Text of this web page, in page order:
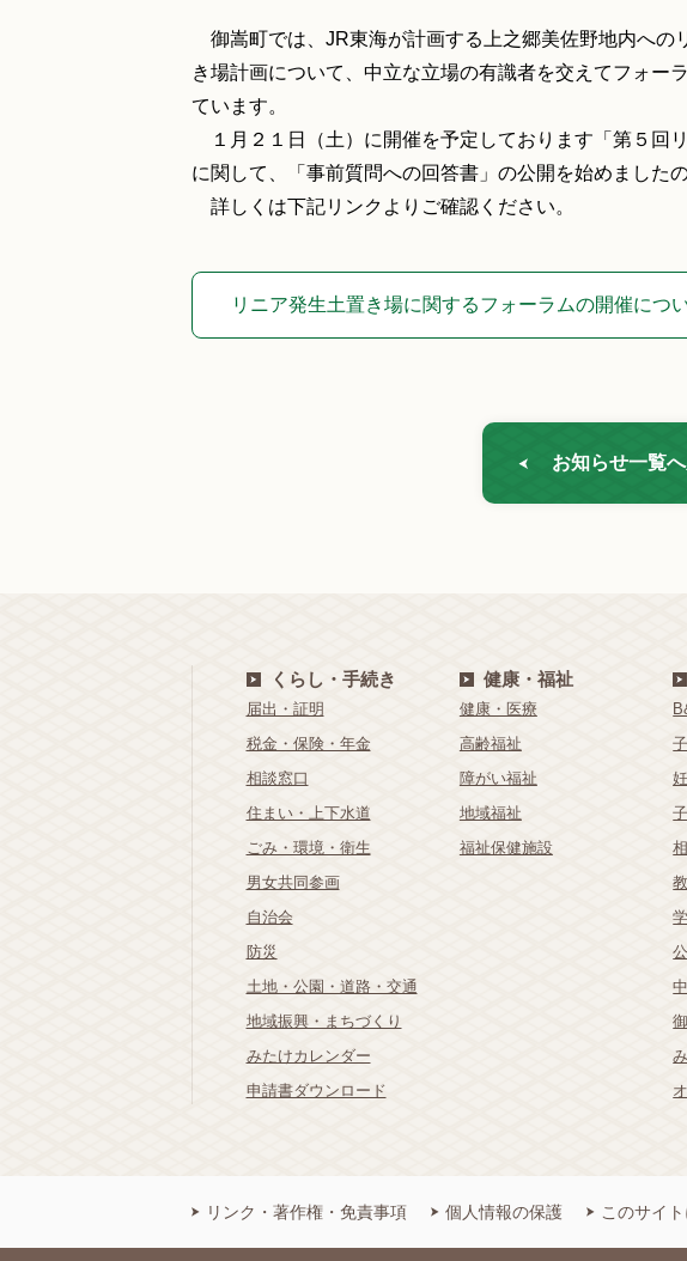
御嵩町では、JR東海が計画する上之郷美佐野地内への
き場計画について、中立な立場の有識者を交えてフォー
ています。
１月２１日（土）に開催を予定しております「第５回
に関して、「事前質問への回答書」の公開を始めました
詳しくは下記リンクよりご確認ください。
リニア発生土置き場に関するフォーラムの開催につ
お知らせ一覧
くらし・手続き
届出・証明
税金・保険・年金
相談窓口
住まい・上下水道
ごみ・環境・衛生
男女共同参画
自治会
防災
土地・公園・道路・交通
地域振興・まちづくり
みたけカレンダー
申請書ダウンロード
健康・福祉
健康・医療
高齢福祉
障がい福祉
地域福祉
福祉保健施設
リンク・著作権・免責事項 個人情報の保護 このサイ